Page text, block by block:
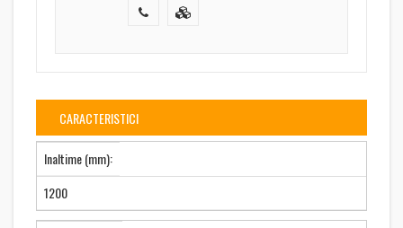
CARACTERISTICI
Inaltime (mm):
1200